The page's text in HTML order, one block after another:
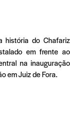
história do Chafariz
em frente ao
na inauguração
em Juiz de Fora.